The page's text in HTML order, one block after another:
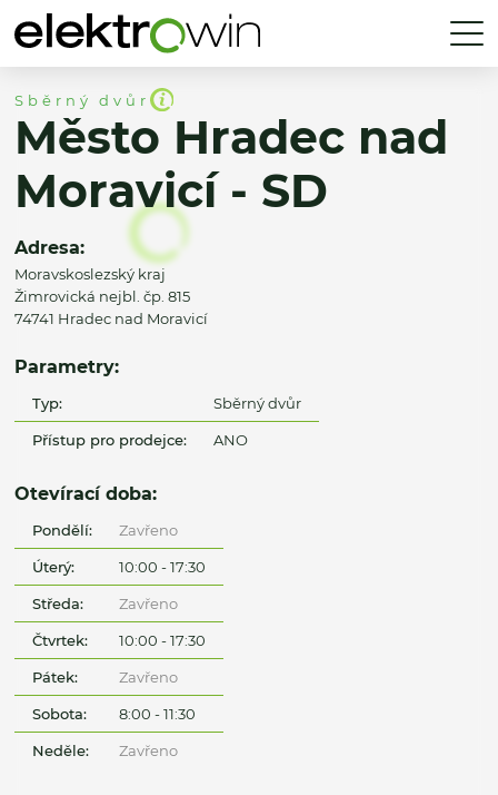
Sběrný dvůr
Město Hradec nad
Moravicí - SD
Adresa:
Moravskoslezský kraj
Žimrovická nejbl. čp. 815
74741 Hradec nad Moravicí
Parametry:
Typ: Sběrný dvůr
Přístup pro prodejce: ANO
Otevírací doba:
Pondělí: Zavřeno
Úterý: 10:00 - 17:30
Středa: Zavřeno
Čtvrtek: 10:00 - 17:30
Pátek: Zavřeno
Sobota: 8:00 - 11:30
Neděle: Zavřeno